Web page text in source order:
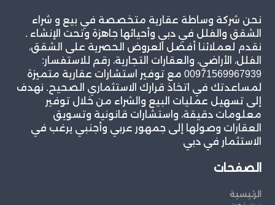
نحن شركة وساطة عقارية متخصصة في بيع و شراء
الشقق والفلل في دبي وأحيائها جاهزة وتحت الإنشاء .
نقدم لعملائنا أفضل العروض الحصرية على الشقق،
الفلل، الأراضي، والعقارات التجارية، رقم للاستفسار:
00971569967939 مع توفير استشارات عقارية متميزة
لمساعدتك في اتخاذ قرارك الاستثماري الصحيح. نهدف
إلى تسهيل عمليات البيع والشراء من خلال توفير
معلومات دقيقة، واستشارات قانونية وتسويق
العقارات وصولها إلى جمهور عربي وأجنبي يرغب في
الاستثمار في دبي
الصفحات
الرئيسية